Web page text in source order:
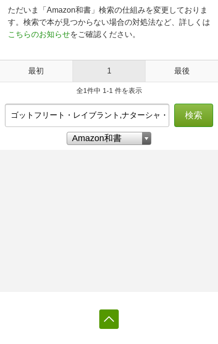
ただいま「Amazon和書」検索の仕組みを変更しておりま
す。検索で本が見つからない場合の対処法など、詳しくは
こちらのお知らせをご確認ください。
最初 1 最後
全1件中 1-1 件を表示
検索